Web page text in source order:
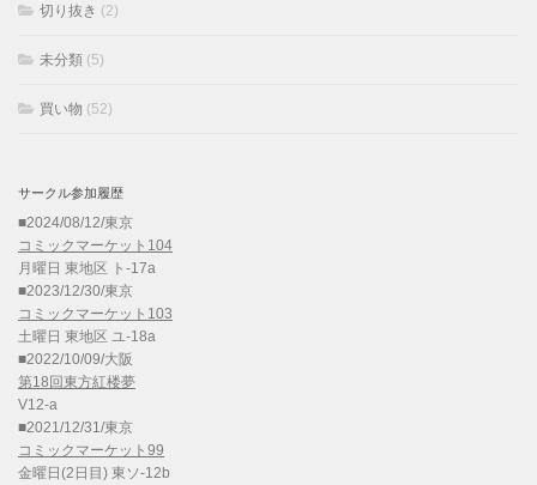
切り抜き (2)
未分類 (5)
買い物 (52)
サークル参加履歴
■2024/08/12/東京
コミックマーケット104
月曜日 東地区 ト-17a
■2023/12/30/東京
コミックマーケット103
土曜日 東地区 ユ-18a
■2022/10/09/大阪
第18回東方紅楼夢
V12-a
■2021/12/31/東京
コミックマーケット99
金曜日(2日目) 東ソ-12b